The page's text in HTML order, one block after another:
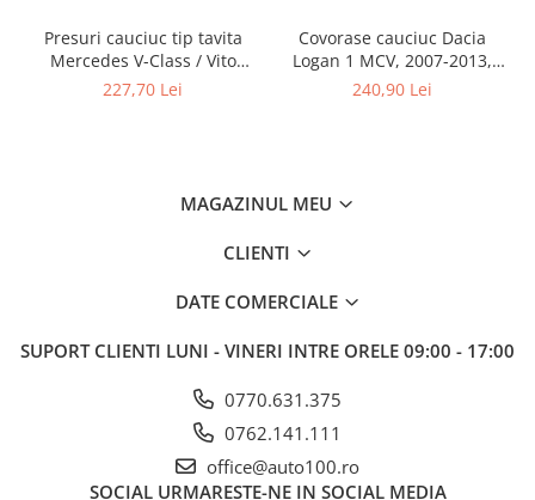
Presuri cauciuc tip tavita
Mercedes V-Class / Vito
(W447) randul I + randul II
227,70 Lei
Covorase cauciuc Dacia
Logan 1 MCV, 2007-2013,
Rigum (cu 7 locuri)
240,90 Lei
MAGAZINUL MEU
CLIENTI
DATE COMERCIALE
SUPORT CLIENTI LUNI - VINERI INTRE ORELE 09:00 - 17:00
0770.631.375
0762.141.111
office@auto100.ro
SOCIAL URMARESTE-NE IN SOCIAL MEDIA